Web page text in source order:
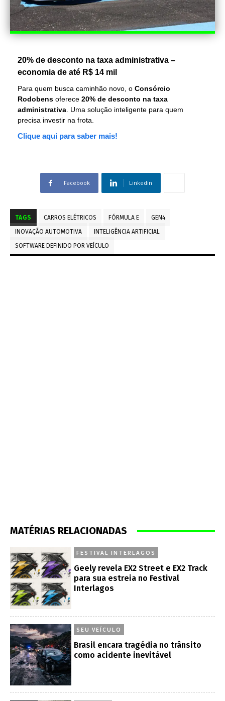
20% de desconto na taxa administrativa –
economia de até R$ 14 mil
Para quem busca caminhão novo, o Consórcio
Rodobens oferece 20% de desconto na taxa
administrativa . Uma solução inteligente para quem
precisa investir na frota.
Clique aqui para saber mais!
Facebook Linkedin
TAGS CARROS ELÉTRICOS FÓRMULA E
GEN4
INOVAÇÃO AUTOMOTIVA
INTELIGÊNCIA ARTIFICIAL
SOFTWARE DEFINIDO POR VEÍCULO
MATÉRIAS RELACIONADAS
FESTIVAL INTERLAGOS
Geely revela EX2 Street e EX2 Track
para sua estreia no Festival
Interlagos
SEU VEÍCULO
Brasil encara tragédia no trânsito
como acidente inevitável